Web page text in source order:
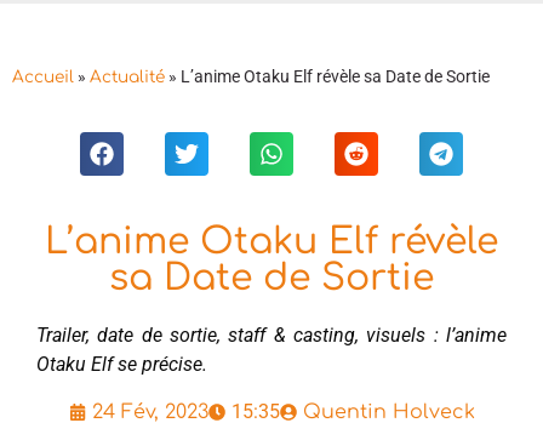
Accueil » Actualité » L’anime Otaku Elf révèle sa Date de Sortie
L’anime Otaku Elf révèle
sa Date de Sortie
Trailer, date de sortie, staff & casting, visuels : l’anime
Otaku Elf se précise.
24 Fév, 2023 15:35 Quentin Holveck